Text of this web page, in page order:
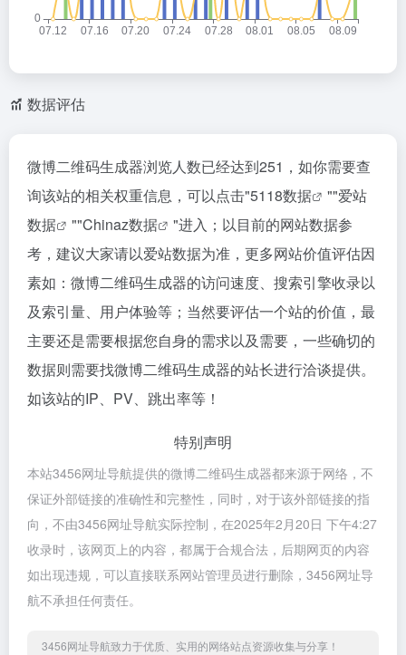
数据评估
微博二维码生成器浏览人数已经达到251，如你需要查
询该站的相关权重信息，可以点击"5118数据 ""爱站
数据
""Chinaz数据
"进入；以目前的网站数据参
考，建议大家请以爱站数据为准，更多网站价值评估因
素如：微博二维码生成器的访问速度、搜索引擎收录以
及索引量、用户体验等；当然要评估一个站的价值，最
主要还是需要根据您自身的需求以及需要，一些确切的
数据则需要找微博二维码生成器的站长进行洽谈提供。
如该站的IP、PV、跳出率等！
特别声明
本站3456网址导航提供的微博二维码生成器都来源于网络，不
保证外部链接的准确性和完整性，同时，对于该外部链接的指
向，不由3456网址导航实际控制，在2025年2月20日 下午4:27
收录时，该网页上的内容，都属于合规合法，后期网页的内容
如出现违规，可以直接联系网站管理员进行删除，3456网址导
航不承担任何责任。
3456网址导航致力于优质、实用的网络站点资源收集与分享！